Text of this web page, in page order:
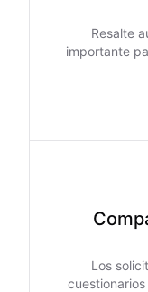
Resalte
importante
Los